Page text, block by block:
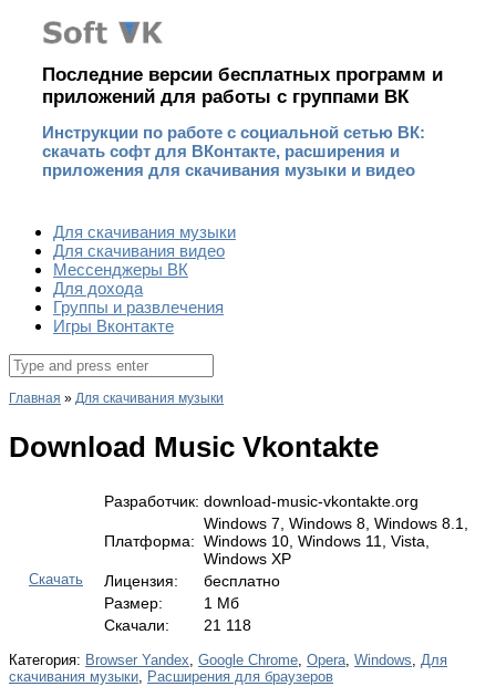
Наверх
Последние версии бесплатных программ и
приложений для работы с группами ВК
Инструкции по работе с социальной сетью ВК:
скачать софт для ВКонтакте, расширения и
приложения для скачивания музыки и видео
Для скачивания музыки
Для скачивания видео
Мессенджеры ВК
Для дохода
Группы и развлечения
Игры Вконтакте
Поиск
Главная » Для скачивания музыки
Download Music Vkontakte
Скачать
Разработчик: download-music-vkontakte.org
Платформа:
Windows 7, Windows 8, Windows 8.1,
Windows 10, Windows 11, Vista,
Windows XP
Лицензия:
бесплатно
Размер:
1 Мб
Скачали:
21 118
Категория: Browser Yandex Google Chrome Opera Windows
Для
скачивания музыки Расширения для браузеров